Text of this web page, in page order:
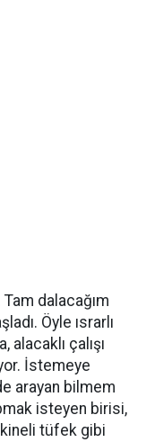
dalacağım
Öyle ısrarlı
alacaklı çalışı
İstemeye
arayan bilmem
isteyen birisi,
tüfek gibi